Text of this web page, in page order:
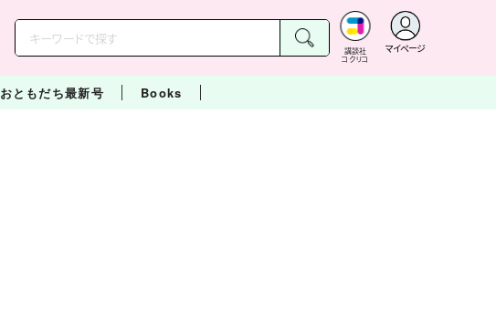
講談社
コクリコ
マイページ
おともだち最新号 Books